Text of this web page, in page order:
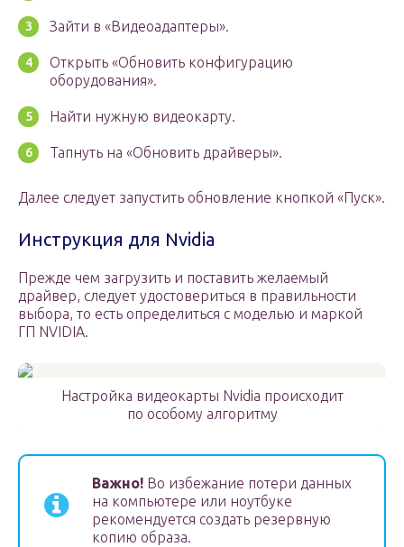
Зайти в «Видеоадаптеры».
Открыть «Обновить конфигурацию
оборудования».
Найти нужную видеокарту.
Тапнуть на «Обновить драйверы».
Далее следует запустить обновление кнопкой «Пуск».
Инструкция для Nvidia
Прежде чем загрузить и поставить желаемый
драйвер, следует удостовериться в правильности
выбора, то есть определиться с моделью и маркой
ГП NVIDIA.
Настройка видеокарты Nvidia происходит
по особому алгоритму
Важно! Во избежание потери данных
на компьютере или ноутбуке
рекомендуется создать резервную
копию образа.